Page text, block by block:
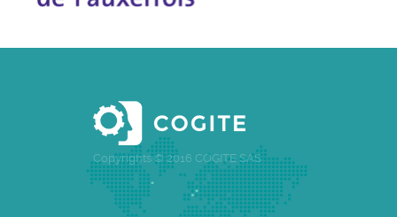
Copyrights © 2016 COGITE SAS